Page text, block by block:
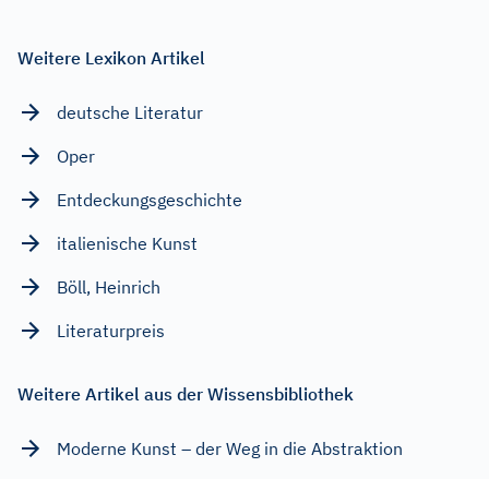
Weitere Lexikon Artikel
deutsche Literatur
Oper
Entdeckungsgeschichte
italienische Kunst
Böll, Heinrich
Literaturpreis
Weitere Artikel aus der Wissensbibliothek
Moderne Kunst – der Weg in die Abstraktion